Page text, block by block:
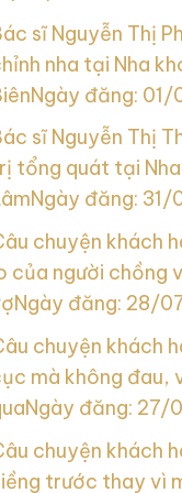
sĩ Nguyễn Thị
nha tại Nha
Ngày đăng:
sĩ Nguyễn Thị
tổng quát tại Nha
Ngày đăng:
chuyện khách
của người chồng
Ngày đăng: 28/
chuyện khách
mà không đau,
Ngày đăng: 27/
chuyện khách
trước thay vì